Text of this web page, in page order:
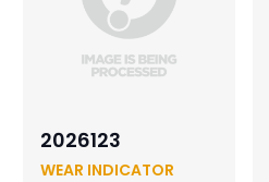
2026123
WEAR INDICATOR